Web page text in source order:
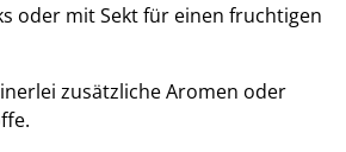
oder mit Sekt für einen fruchtigen
zusätzliche Aromen oder